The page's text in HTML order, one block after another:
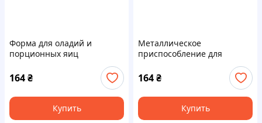
Форма для оладий и
порционных яиц
нержавеющая 2H450XH846
164₴
Купить
Металлическое
приспособление для
ровных оладий с ручкой,
B2450K846X
164₴
Купить